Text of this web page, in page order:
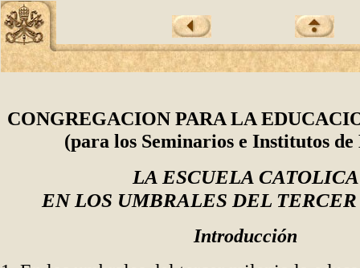
CONGREGACION PARA LA
(para los Seminarios e Institutos de
LA ESCUELA CATOLICA
EN LOS UMBRALES DEL
Introducción